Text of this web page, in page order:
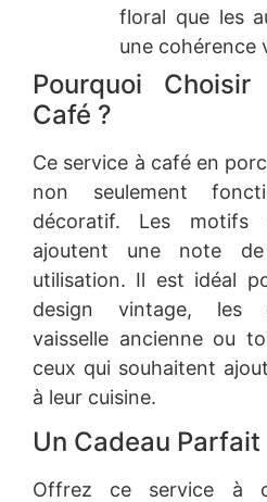
floral que les
une cohérence
Pourquoi
Café ?
Ce service à café en
non seulement
décoratif. Les motifs
ajoutent une note
utilisation. Il est idéal
design vintage, les
vaisselle ancienne ou
ceux qui souhaitent
à leur cuisine.
Un Cadeau Parfait
Offrez ce service à